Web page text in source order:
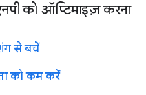
को ऑप्टिमाइज़ करना
से बचें
को कम करें